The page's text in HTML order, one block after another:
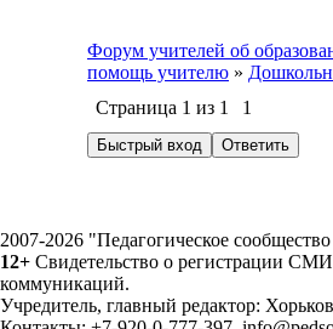
Форум учителей об
помощь учителю »
Страница 1 из 1
1
2007-2026 "Педагогическое
12+ Свидетельство о регистрации
коммуникаций.
Учредитель, главный редактор: